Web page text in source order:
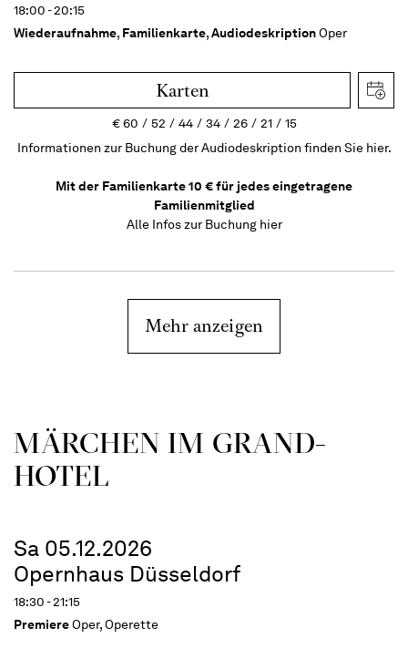
18:00 - 20:15
Wiederaufnahme, Familienkarte,AudiodeskriptionOper
Karten
€60 52 44 34 26 21
15
Informationen zur Buchung der Audiodeskription finden Sie hier.
Mit der Familienkarte 10 € für jedes eingetragene
Familienmitglied
Alle Infos zur Buchung hier
Mehr anzeigen
MÄRCHEN IM GRAND-
HOTEL
Sa 05.12.2026
Opernhaus Düsseldorf
18:30 - 21:15
PremiereOper, Operette